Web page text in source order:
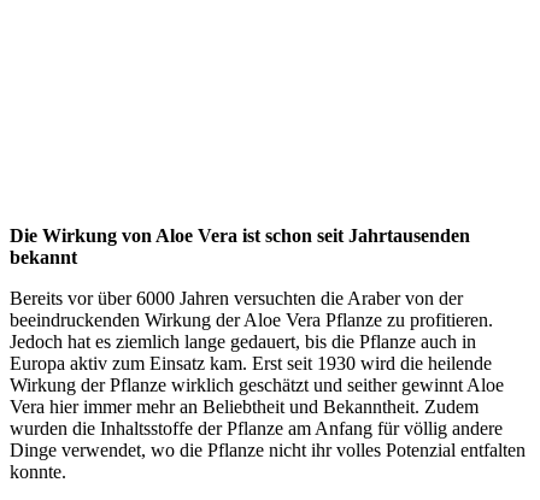
Die Wirkung von Aloe Vera ist schon seit Jahrtausenden
bekannt
Bereits vor über 6000 Jahren versuchten die Araber von der
beeindruckenden Wirkung der Aloe Vera Pflanze zu profitieren.
Jedoch hat es ziemlich lange gedauert, bis die Pflanze auch in
Europa aktiv zum Einsatz kam. Erst seit 1930 wird die heilende
Wirkung der Pflanze wirklich geschätzt und seither gewinnt Aloe
Vera hier immer mehr an Beliebtheit und Bekanntheit. Zudem
wurden die Inhaltsstoffe der Pflanze am Anfang für völlig andere
Dinge verwendet, wo die Pflanze nicht ihr volles Potenzial entfalten
konnte.